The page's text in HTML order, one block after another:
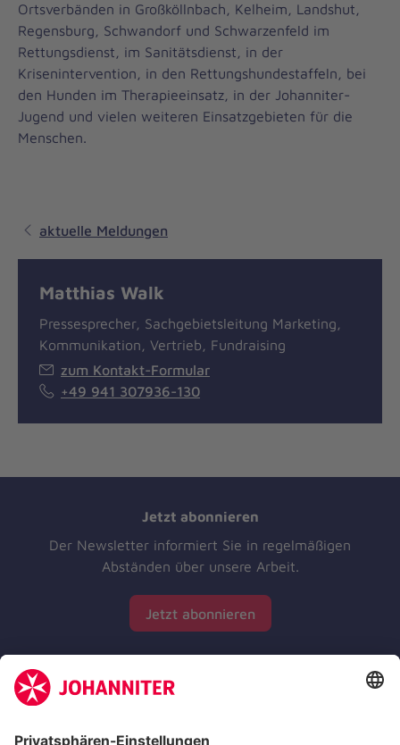
Ortsverbänden in Großköllnbach, Kelheim, Landshut,
Regensburg, Schwandorf und Schwarzenfeld im
Rettungsdienst, im Sanitätsdienst, in der
Krisenintervention, in den Rettungshundestaffeln, bei
den Hunden im Therapieeinsatz, in der Johanniter-
Jugend und vielen weiteren Einsatzgebieten für die
Menschen.
aktuelle Meldungen
Matthias Walk
Pressesprecher, Sachgebietsleitung Marketing,
Kommunikation, Vertrieb, Fundraising
zum Kontakt-Formular
+49 941 307936-130
Jetzt abonnieren
Der Newsletter informiert Sie in regelmäßigen
Abständen über unsere Arbeit.
Jetzt abonnieren
Zertifizierung der Johanniter-Unfall-Hilfe e.V.